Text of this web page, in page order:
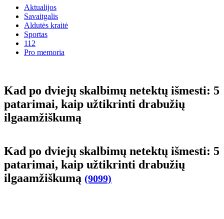
Aktualijos
Savaitgalis
Aldutės kraitė
Sportas
112
Pro memoria
Kad po dviejų skalbimų netektų išmesti: 5
patarimai, kaip užtikrinti drabužių
ilgaamžiškumą
Kad po dviejų skalbimų netektų išmesti: 5
patarimai, kaip užtikrinti drabužių
ilgaamžiškumą (9099)